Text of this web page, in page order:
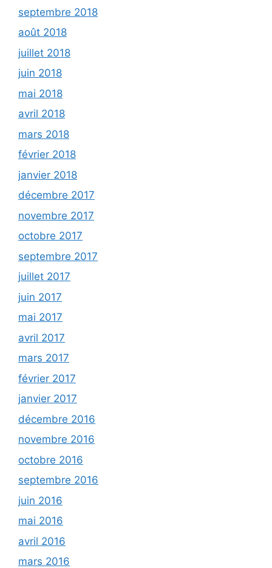
septembre 2018
août 2018
juillet 2018
juin 2018
mai 2018
avril 2018
mars 2018
février 2018
janvier 2018
décembre 2017
novembre 2017
octobre 2017
septembre 2017
juillet 2017
juin 2017
mai 2017
avril 2017
mars 2017
février 2017
janvier 2017
décembre 2016
novembre 2016
octobre 2016
septembre 2016
juin 2016
mai 2016
avril 2016
mars 2016